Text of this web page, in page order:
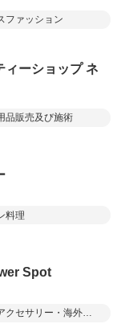
ファッション
ィーショップ ネ
品販売及び施術
料理
Spot
天然石アクセサリー・海外雑貨